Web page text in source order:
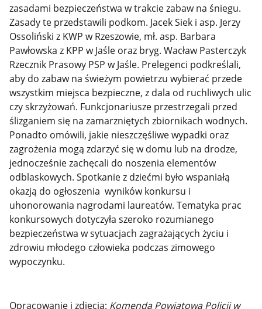
zasadami bezpieczeństwa w trakcie zabaw na śniegu.
Zasady te przedstawili podkom. Jacek Siek i asp. Jerzy
Ossoliński z KWP w Rzeszowie, mł. asp. Barbara
Pawłowska z KPP w Jaśle oraz bryg. Wacław Pasterczyk
Rzecznik Prasowy PSP w Jaśle. Prelegenci podkreślali,
aby do zabaw na świeżym powietrzu wybierać przede
wszystkim miejsca bezpieczne, z dala od ruchliwych ulic
czy skrzyżowań. Funkcjonariusze przestrzegali przed
ślizganiem się na zamarzniętych zbiornikach wodnych.
Ponadto omówili, jakie nieszczęśliwe wypadki oraz
zagrożenia mogą zdarzyć się w domu lub na drodze,
jednocześnie zachęcali do noszenia elementów
odblaskowych. Spotkanie z dziećmi było wspaniałą
okazją do ogłoszenia wyników konkursu i
uhonorowania nagrodami laureatów. Tematyka prac
konkursowych dotyczyła szeroko rozumianego
bezpieczeństwa w sytuacjach zagrażających życiu i
zdrowiu młodego człowieka podczas zimowego
wypoczynku.
Opracowanie i zdjęcia: Komenda Powiatowa Policji w